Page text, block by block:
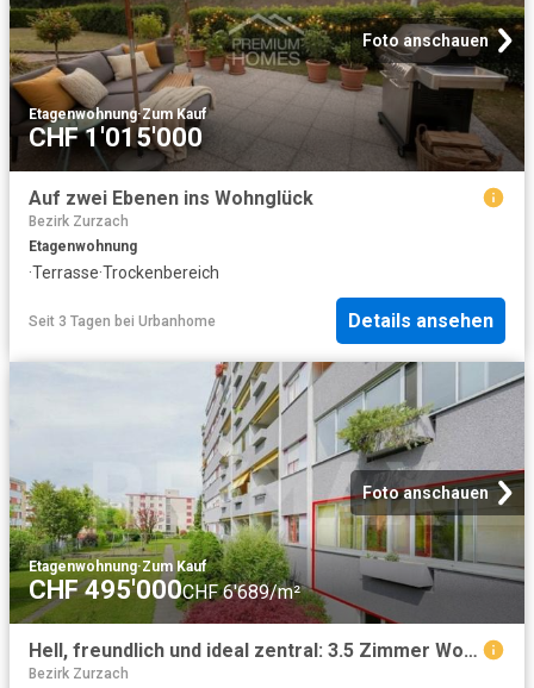
Foto anschauen
Etagenwohnung·Zum Kauf
CHF 1'015'000
Auf zwei Ebenen ins Wohnglück
Bezirk Zurzach
Etagenwohnung
·Terrasse·Trockenbereich
Seit 3 Tagen bei Urbanhome Details ansehen
Foto anschauen
Etagenwohnung·Zum Kauf
CHF 495'000CHF 6'689/m²
Hell, freundlich und ideal zentral: 3.5 Zimmer Wohnung nahe Einkauf und Naherholung
Bezirk Zurzach